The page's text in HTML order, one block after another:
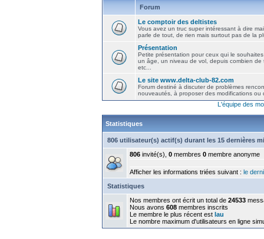
Forum
Le comptoir des deltistes
Vous avez un truc super intéressant à dire
parle de tout, de rien mais surtout pas de la
Présentation
Petite présentation pour ceux qui le
un âge, un niveau de vol, depuis combien de
etc...
Le site www.delta-club-82.com
Forum destiné à discuter de problèmes
nouveautés, à proposer des modifications ou
L'équipe des
Statistiques
806 utilisateur(s) actif(s) durant les 15 dernières
806 invité(s), 0 membres 0 membre anonyme
Afficher les informations triées suivant : le
Statistiques
Nos membres ont écrit un total de 24533
Nous avons 608 membres inscrits
Le membre le plus récent est lau
Le nombre maximum d'utilisateurs en ligne